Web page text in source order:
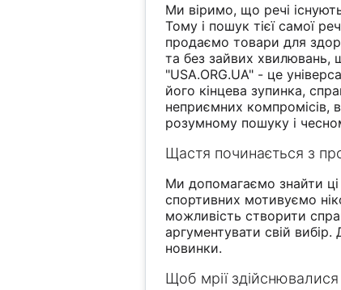
Ми віримо, що речі
Тому і пошук тієї самої
продаємо товари для
та без зайвих
"USA.ORG.UA" - це
його кінцева зупинка,
неприємних компромісів,
розумному пошуку і
Щастя починається з
Ми допомагаємо знайти
спортивних мотивуємо
можливість створити
аргументувати свій
новинки.
Щоб мрії здійснювалися